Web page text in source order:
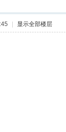
| 显示全部楼层